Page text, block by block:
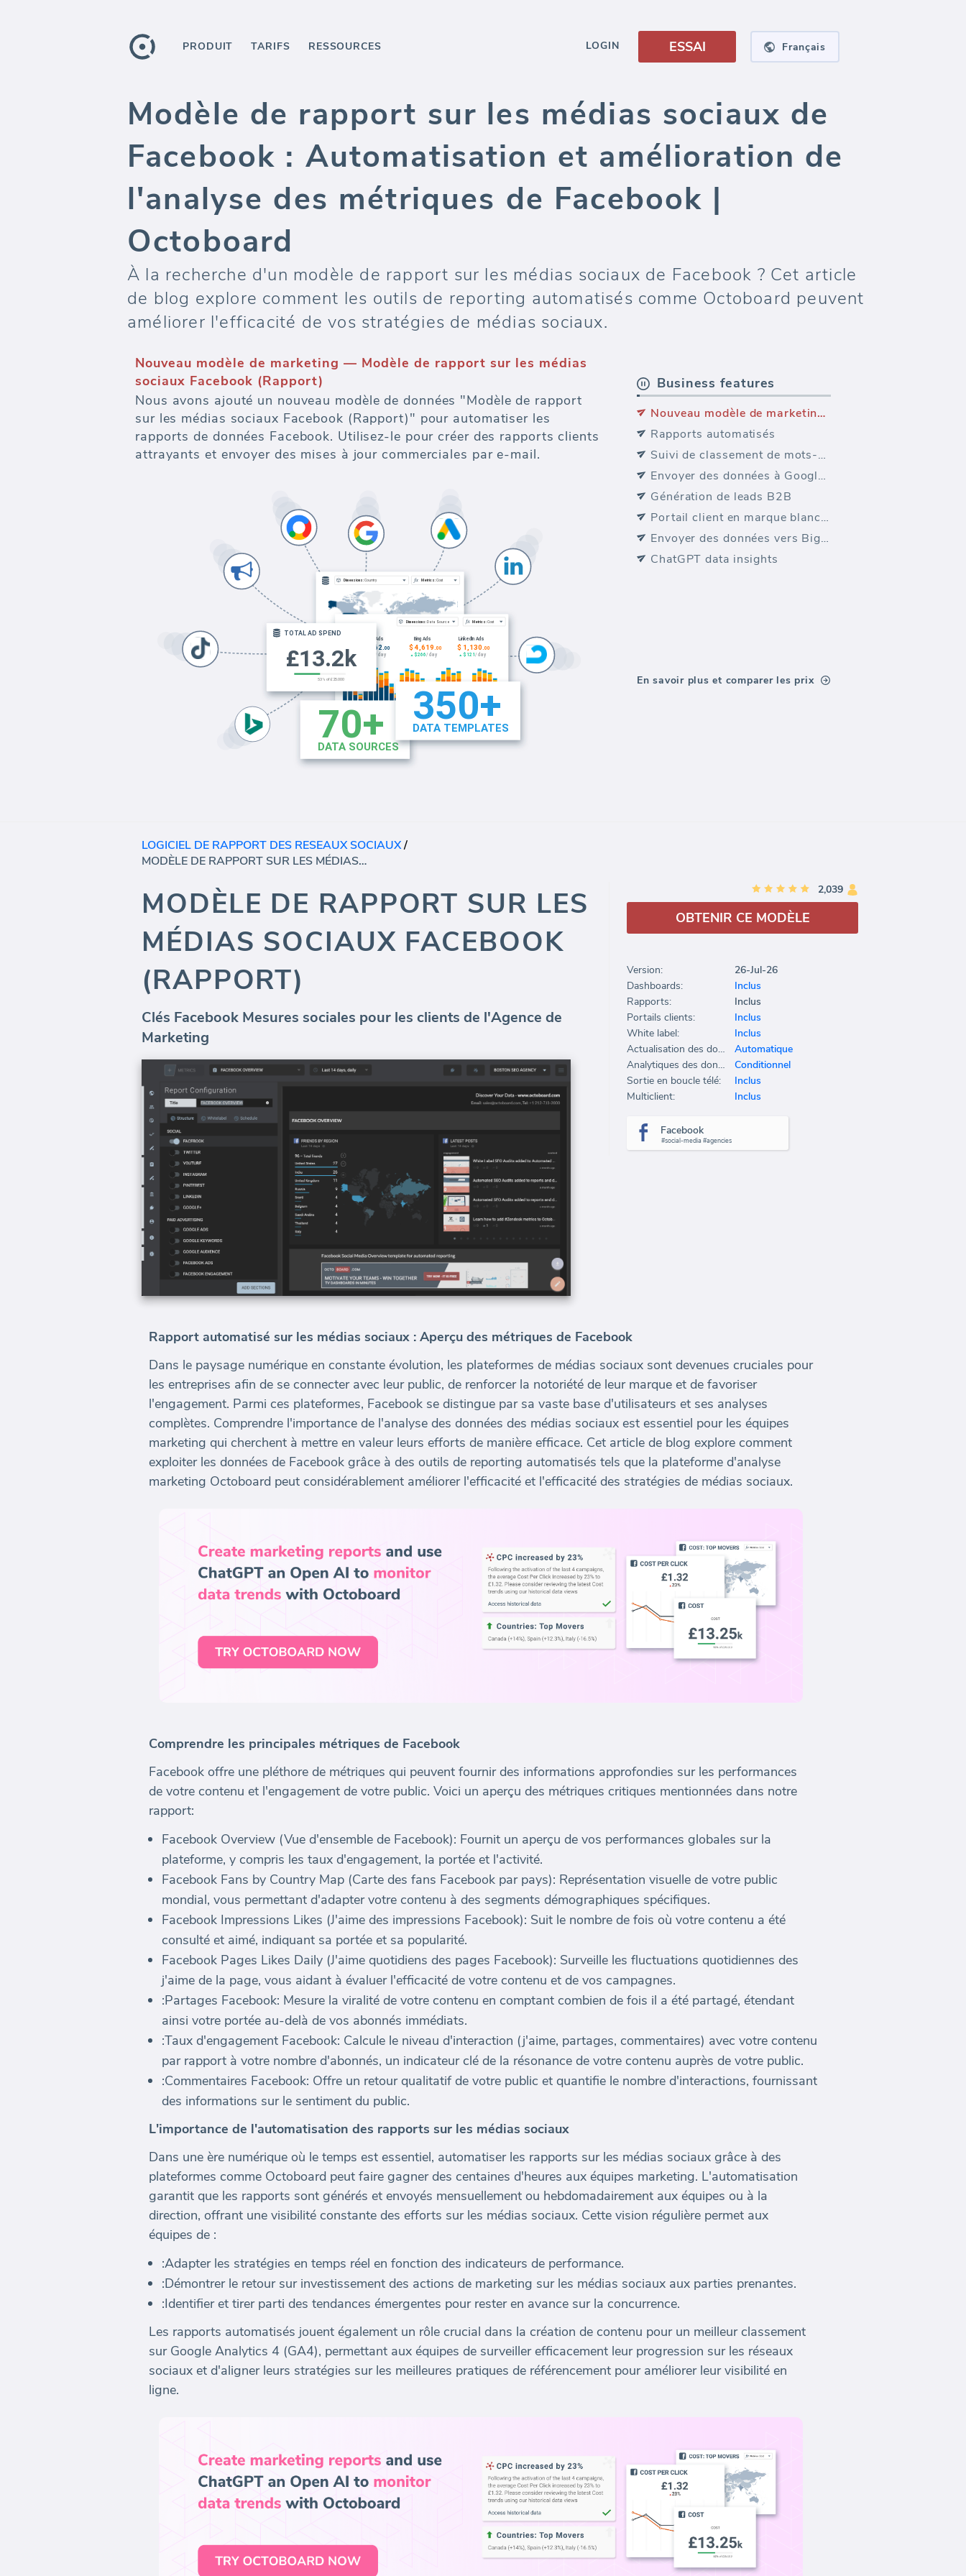
PRODUIT TARIFS RESSOURCES LOGIN ESSAI Français
Modèle de rapport sur les médias sociaux de
Facebook : Automatisation et amélioration de
l'analyse des métriques de Facebook |
Octoboard
À la recherche d'un modèle de rapport sur les médias sociaux de Facebook ? Cet article
de blog explore comment les outils de reporting automatisés comme Octoboard peuvent
améliorer l'efficacité de vos stratégies de médias sociaux.
Nouveau modèle de marketing — Modèle de rapport sur les médias
sociaux Facebook (Rapport)
Nous avons ajouté un nouveau modèle de données "Modèle de rapport
sur les médias sociaux Facebook (Rapport)" pour automatiser les
rapports de données Facebook. Utilisez-le pour créer des rapports clients
attrayants et envoyer des mises à jour commerciales par e-mail.
Business features
Nouveau modèle de marketing — Modèle de rapport sur les médias sociaux Facebook (Rapport)
Rapports automatisés
Suivi de classement de mots-clés
Envoyer des données à Google Sheets
Génération de leads B2B
Portail client en marque blanche
Envoyer des données vers BigQuery
ChatGPT data insights
En savoir plus et comparer les prix
LOGICIEL DE RAPPORT DES RESEAUX SOCIAUX/
MODÈLE DE RAPPORT SUR LES MÉDIAS SOCIAUX FACEBOOK (RAPPORT)
MODÈLE DE RAPPORT SUR LES
MÉDIAS SOCIAUX FACEBOOK
(RAPPORT)
Clés Facebook Mesures sociales pour les clients de l'Agence de
Marketing
Rapport automatisé sur les médias sociaux : Aperçu des métriques de Facebook
Dans le paysage numérique en constante évolution, les plateformes de médias sociaux sont devenues cruciales pour
les entreprises afin de se connecter avec leur public, de renforcer la notoriété de leur marque et de favoriser
l'engagement. Parmi ces plateformes, Facebook se distingue par sa vaste base d'utilisateurs et ses analyses
complètes. Comprendre l'importance de l'analyse des données des médias sociaux est essentiel pour les équipes
marketing qui cherchent à mettre en valeur leurs efforts de manière efficace. Cet article de blog explore comment
exploiter les données de Facebook grâce à des outils de reporting automatisés tels que la plateforme d'analyse
marketing Octoboard peut considérablement améliorer l'efficacité et l'efficacité des stratégies de médias sociaux.
Comprendre les principales métriques de Facebook
Facebook offre une pléthore de métriques qui peuvent fournir des informations approfondies sur les performances
de votre contenu et l'engagement de votre public. Voici un aperçu des métriques critiques mentionnées dans notre
rapport:
Facebook Overview (Vue d'ensemble de Facebook): Fournit un aperçu de vos performances globales sur la
plateforme, y compris les taux d'engagement, la portée et l'activité.
Facebook Fans by Country Map (Carte des fans Facebook par pays): Représentation visuelle de votre public
mondial, vous permettant d'adapter votre contenu à des segments démographiques spécifiques.
Facebook Impressions Likes (J'aime des impressions Facebook): Suit le nombre de fois où votre contenu a été
consulté et aimé, indiquant sa portée et sa popularité.
Facebook Pages Likes Daily (J'aime quotidiens des pages Facebook): Surveille les fluctuations quotidiennes des
j'aime de la page, vous aidant à évaluer l'efficacité de votre contenu et de vos campagnes.
:Partages Facebook: Mesure la viralité de votre contenu en comptant combien de fois il a été partagé, étendant
ainsi votre portée au-delà de vos abonnés immédiats.
:Taux d'engagement Facebook: Calcule le niveau d'interaction (j'aime, partages, commentaires) avec votre contenu
par rapport à votre nombre d'abonnés, un indicateur clé de la résonance de votre contenu auprès de votre public.
:Commentaires Facebook: Offre un retour qualitatif de votre public et quantifie le nombre d'interactions, fournissant
des informations sur le sentiment du public.
L'importance de l'automatisation des rapports sur les médias sociaux
Dans une ère numérique où le temps est essentiel, automatiser les rapports sur les médias sociaux grâce à des
plateformes comme Octoboard peut faire gagner des centaines d'heures aux équipes marketing. L'automatisation
garantit que les rapports sont générés et envoyés mensuellement ou hebdomadairement aux équipes ou à la
direction, offrant une visibilité constante des efforts sur les médias sociaux. Cette vision régulière permet aux
équipes de :
:Adapter les stratégies en temps réel en fonction des indicateurs de performance.
:Démontrer le retour sur investissement des actions de marketing sur les médias sociaux aux parties prenantes.
:Identifier et tirer parti des tendances émergentes pour rester en avance sur la concurrence.
Les rapports automatisés jouent également un rôle crucial dans la création de contenu pour un meilleur classement
sur Google Analytics 4 (GA4), permettant aux équipes de surveiller efficacement leur progression sur les réseaux
sociaux et d'aligner leurs stratégies sur les meilleures pratiques de référencement pour améliorer leur visibilité en
ligne.
2,039
OBTENIR CE MODÈLE
Version:
26-Jul-26
Dashboards:
Inclus
Rapports:
Inclus
Portails clients:
Inclus
White label:
Inclus
Actualisation des données:
Automatique
Analytiques des données:
Conditionnel
Sortie en boucle télé:
Inclus
Multiclient:
Inclus
Facebook
#social-media #agencies